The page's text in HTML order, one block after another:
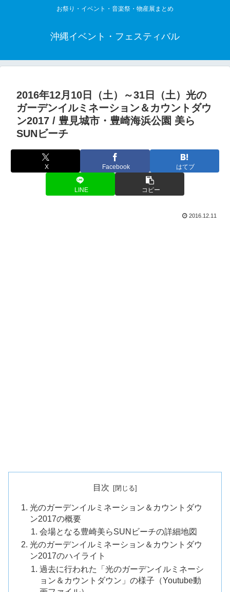
お祭り・イベント・音楽祭・物産展まとめ
沖縄イベント・フェスティバル
2016年12月10日（土）～31日（土）光の
ガーデンイルミネーション＆カウントダウ
ン2017 / 豊見城市・豊崎海浜公園 美ら
SUNビーチ
X Facebook はてブ
LINE コピー
2016.12.11
目次
光のガーデンイルミネーション＆カウントダウ
ン2017の概要
会場となる豊崎美らSUNビーチの詳細地図
光のガーデンイルミネーション＆カウントダウ
ン2017のハイライト
過去に行われた「光のガーデンイルミネーシ
ョン＆カウントダウン」の様子（Youtube動